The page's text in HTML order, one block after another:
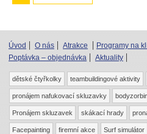
Úvod O nás Atrakce Programy na
Poptávka – objednávka
Aktuality
dětské čtyřkolky teambuildingové aktivity
pronájem nafukovací skluzavky
Pronájem skluzavek skákací hrady
Facepainting firemní akce Surf simulátor